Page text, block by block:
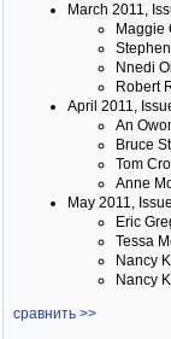
March 2011,
Maggie
Nnedi
Robert
April 2011,
An
Bruce
Tom
Anne
May 2011,
Eric
Tessa
Nancy
Nancy
сравнить >>